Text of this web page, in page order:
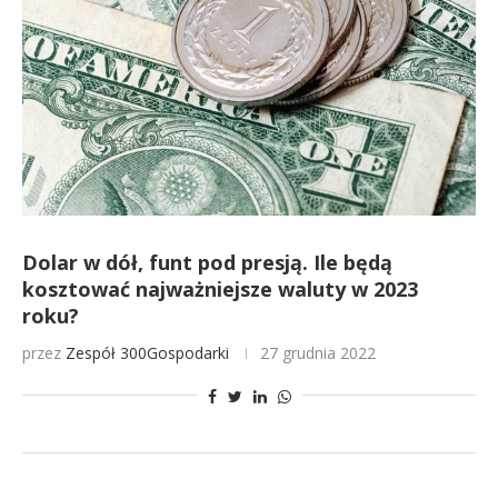
Dolar w dół, funt pod presją. Ile będą
kosztować najważniejsze waluty w 2023
roku?
przez Zespół 300Gospodarki 27 grudnia 2022